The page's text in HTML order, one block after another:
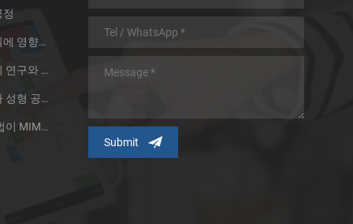
분말 야금 제품의 소결 품질에 영향을 주는 두 가지 요소
대형 금속 주사 성형 부품의 연구와 응용
제분 기술은 금속 분말 주사 성형 공정의 발전을 촉진한다.
금속 분말 입자 및 제조 방법이 MIM 기술에 미치는 영향